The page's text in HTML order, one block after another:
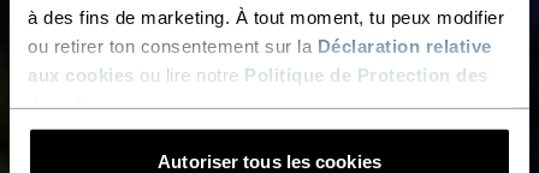
à des fins de marketing. À tout moment, tu peux modifier
ou retirer ton consentement sur la Déclaration relative
aux cookies ou lire notre Politique de Protection des
Autoriser tous les cookies